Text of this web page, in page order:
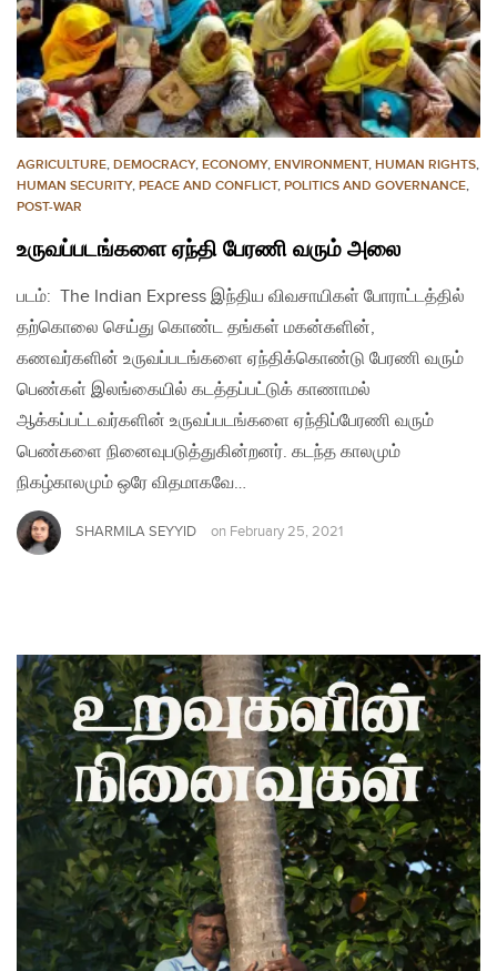
AGRICULTURE, DEMOCRACY, ECONOMY, ENVIRONMENT, HUMAN RIGHTS,
HUMAN SECURITY, PEACE AND CONFLICT, POLITICS AND GOVERNANCE,
POST-WAR
உருவப்படங்களை ஏந்தி பேரணி வரும் அலை
படம்: The Indian Express இந்திய விவசாயிகள் போராட்டத்தில்
தற்கொலை செய்து கொண்ட தங்கள் மகன்களின்,
கணவர்களின் உருவப்படங்களை ஏந்திக்கொண்டு பேரணி வரும்
பெண்கள் இலங்கையில் கடத்தப்பட்டுக் காணாமல்
ஆக்கப்பட்டவர்களின் உருவப்படங்களை ஏந்திப்பேரணி வரும்
பெண்களை நினைவுபடுத்துகின்றனர். கடந்த காலமும்
நிகழ்காலமும் ஒரே விதமாகவே…
SHARMILA SEYYID on February 25, 2021